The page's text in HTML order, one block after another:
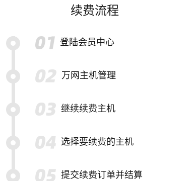
续费流程
登陆会员中心
万网主机管理
继续续费主机
选择要续费的主机
提交续费订单并结算